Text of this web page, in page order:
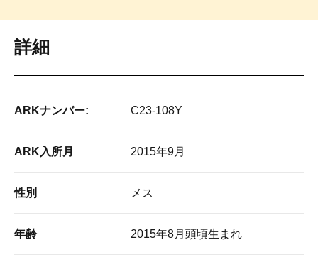
詳細
ARKナンバー: C23-108Y
ARK入所月 2015年9月
性別 メス
年齢 2015年8月頭頃生まれ